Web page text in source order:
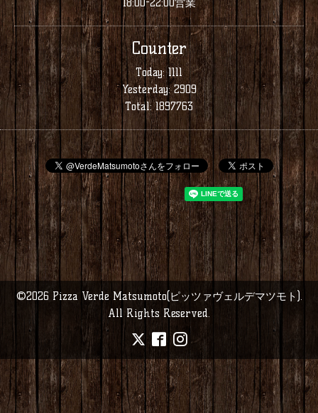
Counter
Today:1111
Yesterday:2909
Total:1897763
©2026 Pizza Verde Matsumoto(ピッツァヴェルデマツモト).
All Rights Reserved.